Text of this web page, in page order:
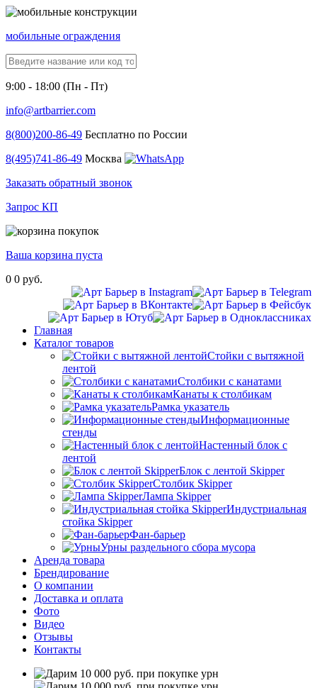
мобильные ограждения
9:00 - 18:00 (Пн - Пт)
info@artbarrier.com
8(800)200-86-49 Бесплатно по России
8(495)741-86-49 Москва
Заказать обратный звонок
Запрос КП
Ваша корзина пуста
0 0 руб.
Главная
Каталог товаров
Стойки с вытяжной
лентой
Столбики с канатами
Канаты к столбикам
Рамка указатель
Информационные
стенды
Настенный блок с
лентой
Блок с лентой Skipper
Столбик Skipper
Лампа Skipper
Индустриальная
стойка Skipper
Фан-барьер
Урны раздельного сбора мусора
Аренда товара
Брендирование
О компании
Доставка и оплата
Фото
Видео
Отзывы
Контакты